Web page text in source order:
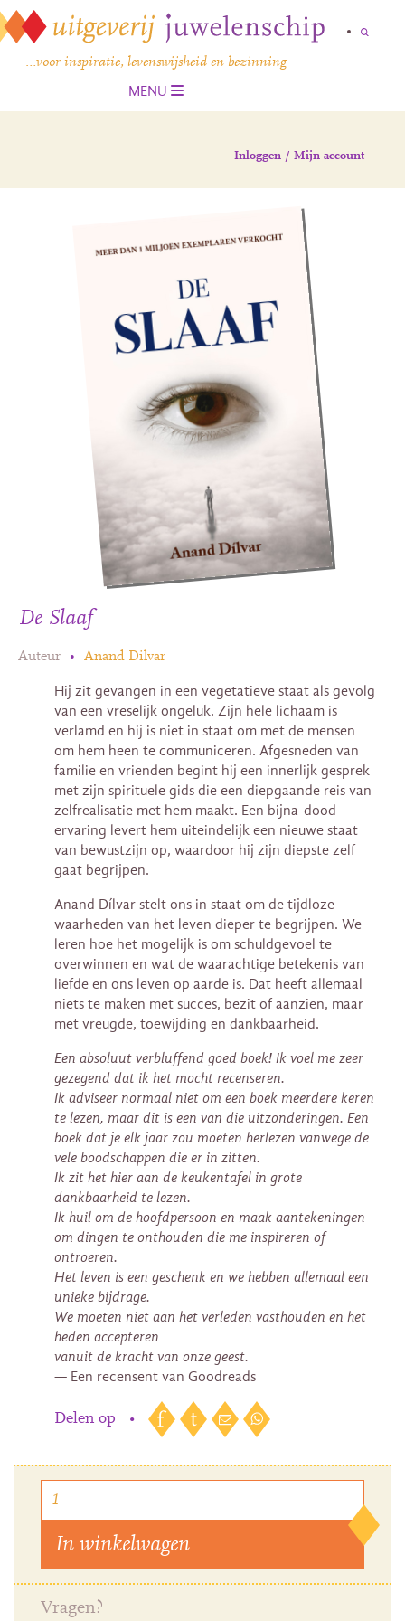
…voor inspiratie, levenswijsheid en bezinning
MENU
Inloggen / Mijn account
De Slaaf
Auteur • Anand Dilvar
Hij zit gevangen in een vegetatieve staat als gevolg
van een vreselijk ongeluk. Zijn hele lichaam is
verlamd en hij is niet in staat om met de mensen
om hem heen te communiceren. Afgesneden van
familie en vrienden begint hij een innerlijk gesprek
met zijn spirituele gids die een diepgaande reis van
zelfrealisatie met hem maakt. Een bijna-dood
ervaring levert hem uiteindelijk een nieuwe staat
van bewustzijn op, waardoor hij zijn diepste zelf
gaat begrijpen.
Anand Dílvar stelt ons in staat om de tijdloze
waarheden van het leven dieper te begrijpen. We
leren hoe het mogelijk is om schuldgevoel te
overwinnen en wat de waarachtige betekenis van
liefde en ons leven op aarde is. Dat heeft allemaal
niets te maken met succes, bezit of aanzien, maar
met vreugde, toewijding en dankbaarheid.
Een absoluut verbluffend goed boek! Ik voel me zeer
gezegend dat ik het mocht recenseren.
Ik adviseer normaal niet om een boek meerdere keren
te lezen, maar dit is een van die uitzonderingen. Een
boek dat je elk jaar zou moeten herlezen vanwege de
vele boodschappen die er in zitten.
Ik zit het hier aan de keukentafel in grote
dankbaarheid te lezen.
Ik huil om de hoofdpersoon en maak aantekeningen
om dingen te onthouden die me inspireren of
ontroeren.
Het leven is een geschenk en we hebben allemaal een
unieke bijdrage.
We moeten niet aan het verleden vasthouden en het
heden accepteren
vanuit de kracht van onze geest.
— Een recensent van Goodreads
Delen op •
In winkelwagen
Vragen?